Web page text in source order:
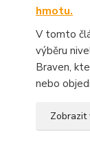
hmotu.
V tomto
výběru
Braven,
nebo
Zobrazit